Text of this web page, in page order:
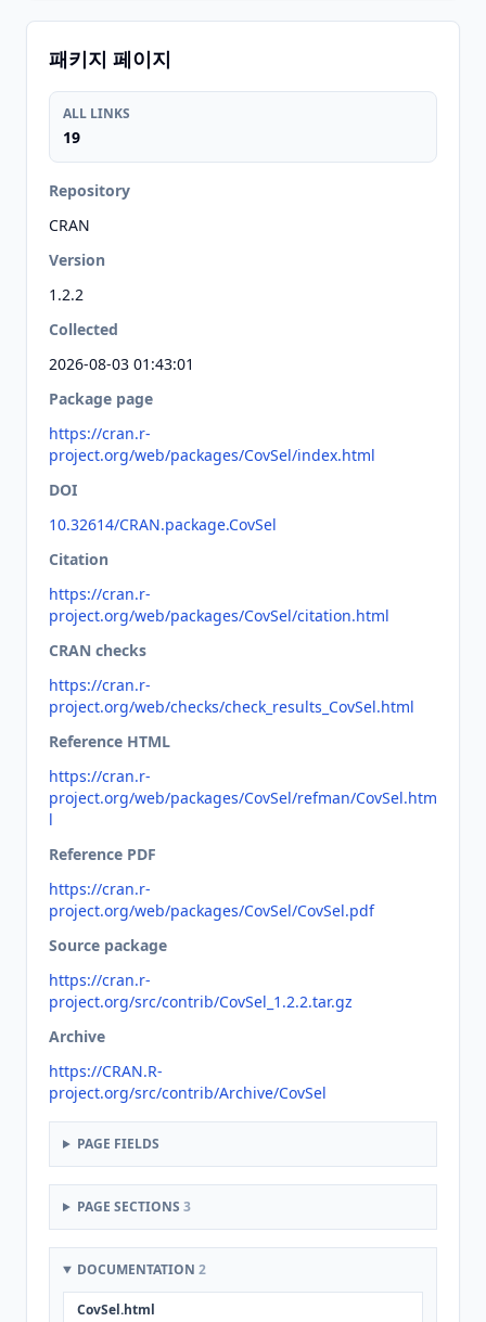
패키지 페이지
ALL LINKS
19
Repository
CRAN
Version
1.2.2
Collected
2026-08-03 01:43:01
Package page
https://cran.r-
project.org/web/packages/CovSel/index.html
DOI
10.32614/CRAN.package.CovSel
Citation
https://cran.r-
project.org/web/packages/CovSel/citation.html
CRAN checks
https://cran.r-
project.org/web/checks/check_results_CovSel.html
Reference HTML
https://cran.r-
project.org/web/packages/CovSel/refman/CovSel.htm
l
Reference PDF
https://cran.r-
project.org/web/packages/CovSel/CovSel.pdf
Source package
https://cran.r-
project.org/src/contrib/CovSel_1.2.2.tar.gz
Archive
https://CRAN.R-
project.org/src/contrib/Archive/CovSel
PAGE FIELDS
PAGE SECTIONS 3
DOCUMENTATION 2
CovSel.html